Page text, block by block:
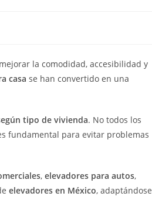
la comodidad, accesibilidad y
casa se han convertido en una
tipo de vivienda. No todos los
fundamental para evitar problemas
, elevadores para autos,
elevadores en México, adaptándose